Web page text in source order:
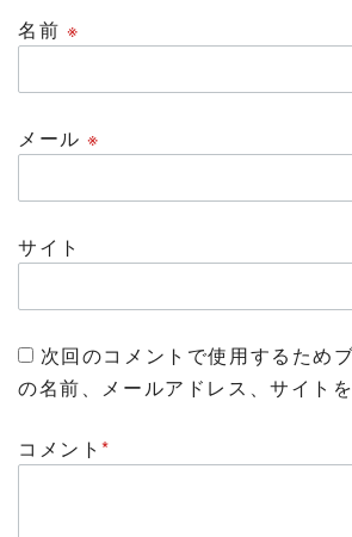
名前 ※
メール※
サイト
次回のコメントで使用するため
の名前、メールアドレス、サイトを
コメント*